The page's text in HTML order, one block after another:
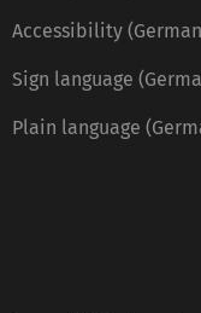
Accessibility
Sign language
Plain language